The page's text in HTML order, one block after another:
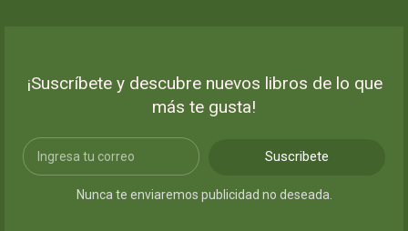
¡Suscríbete y descubre nuevos libros de lo que
más te gusta!
Suscribete
Nunca te enviaremos publicidad no deseada.